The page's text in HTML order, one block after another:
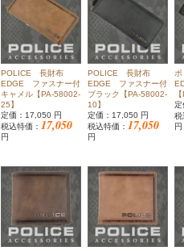
POLICE 長財布
EDGE ファスナー付
キャメル【PA-58002-
25】
定価：17,050 円
税込特価： 17,050
円
POLICE 長財布
EDGE ファスナー付
ブラック【PA-58002-
10】
定価：17,050 円
税込特価： 17,050
円
定
税
円